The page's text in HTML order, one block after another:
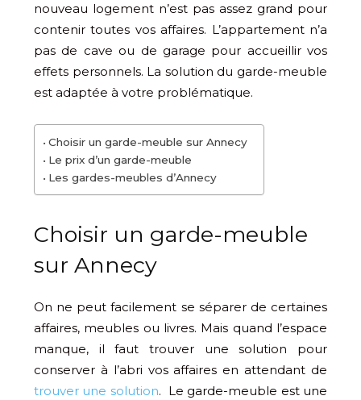
nouveau logement n’est pas assez grand pour
contenir toutes vos affaires. L’appartement n’a
pas de cave ou de garage pour accueillir vos
effets personnels. La solution du garde-meuble
est adaptée à votre problématique.
Choisir un garde-meuble sur Annecy
Le prix d’un garde-meuble
Les gardes-meubles d’Annecy
Choisir un garde-meuble
sur Annecy
On ne peut facilement se séparer de certaines
affaires, meubles ou livres. Mais quand l’espace
manque, il faut trouver une solution pour
conserver à l’abri vos affaires en attendant de
trouver une solution. Le garde-meuble est une